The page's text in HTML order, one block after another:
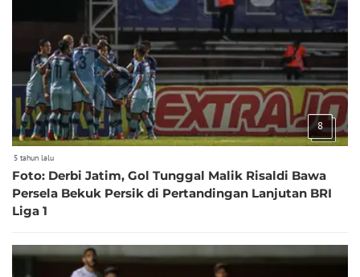
8
5 tahun lalu
Foto: Derbi Jatim, Gol Tunggal Malik Risaldi Bawa
Persela Bekuk Persik di Pertandingan Lanjutan BRI
Liga 1